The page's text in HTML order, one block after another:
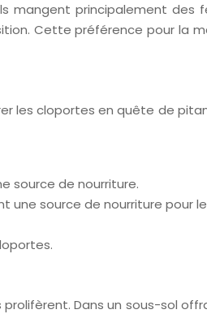
mangent principalement des
Cette préférence pour la
les cloportes en quête de
source de nourriture.
une source de nourriture pour
Dans un sous-sol